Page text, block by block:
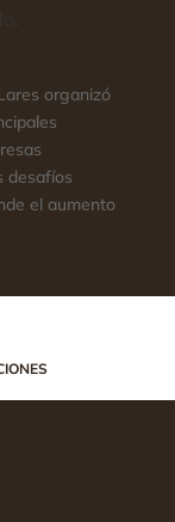
organizó
desafíos
el aumento